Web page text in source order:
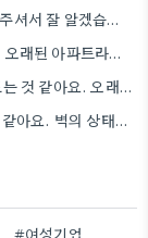
샌딩 작업 후에 사포 입자가 얼마나 중요한지 짚어주셔서 잘 알겠습니다. 특히 얇은 사포를 여러 번…
바닥 줄눈 상태를 꼼꼼히 살펴보는 게 중요하네요. 오래된 아파트라면 줄눈부터 망가지기 쉬울 것 같아요.
특히 겨울철 습도 때문에 틈새로 물이 더 잘 스며드는 것 같아요. 오래된 건물일수록 이런 부분에…
고압 세척 후 프라이머 2회 도포하는 게 핵심인 것 같아요. 벽의 상태에 따라 흡수율이 달라지니까,…
#여성기업